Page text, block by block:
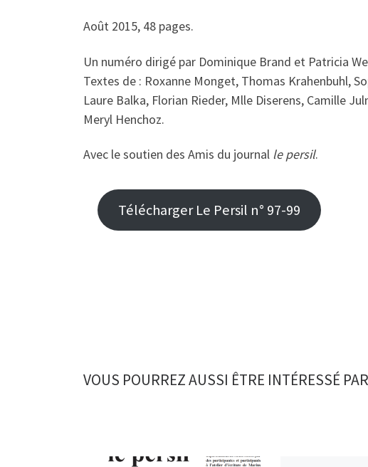
Août 2015, 48 pages.
Un numéro dirigé par Dominique Brand et Patricia
Textes de : Roxanne Monget, Thomas Krahenbuhl,
Laure Balka, Florian Rieder, Mlle Diserens, Camille
Meryl Henchoz.
Avec le soutien des Amis du journal le persil.
Télécharger Le Persil n° 97-99
VOUS POURREZ AUSSI ÊTRE INTÉRESSÉ PAR